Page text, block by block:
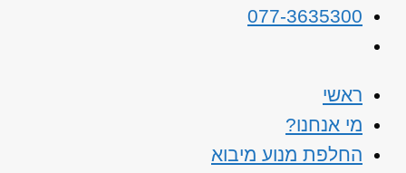
077-3635300
ראשי
מי אנחנו?
החלפת מנוע מיבוא